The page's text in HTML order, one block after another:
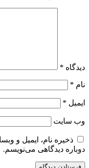
دیدگاه *
نام *
ایمیل *
وب‌ سایت
ذخیره نام، ایمیل و
دوباره دیدگاهی می‌نویسم.